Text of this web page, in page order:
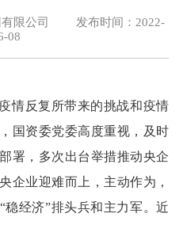
有限公司 发布时间：2022-
08
情反复所带来的挑战和疫情
国资委党委高度重视，及时
署，多次出台举措推动央企
企业迎难而上，主动作为，
经济”排头兵和主力军。近